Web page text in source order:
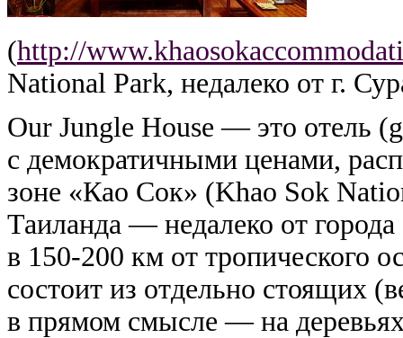
(http://
National Park, недалеко от г.
Our Jungle House — это отель
с демократичными ценами,
зоне «Као Сок» (Khao Sok
Таиланда — недалеко от
в 150-200 км от тропического
состоит из отдельно стоящих
в прямом смысле — на